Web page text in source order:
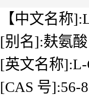
【中文名称
[别名]:麸氨酸
[英文名称]:L-
[CAS 号]:56-